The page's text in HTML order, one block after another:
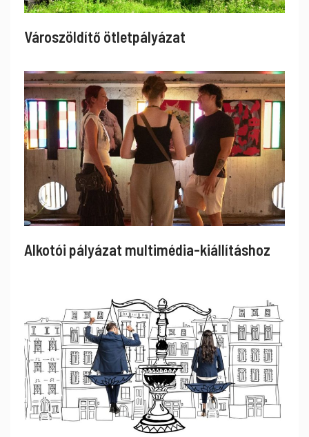
Városzöldítő ötletpályázat
Alkotói pályázat multimédia-kiállításhoz